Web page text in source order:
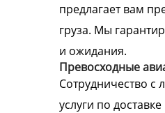
предлагает вам
груза. Мы
и ожидания.
Превосходные
Сотрудничество
услуги по